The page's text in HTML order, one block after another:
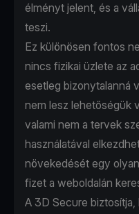
élményt jelent, és a
teszi.
Ez különösen fontos
nincs fizikai üzlete az
esetleg bizonytalanná
nem lesz lehetőségük
valami nem a tervek
használatával
növekedését egy
fizet a weboldalán
A 3D Secure